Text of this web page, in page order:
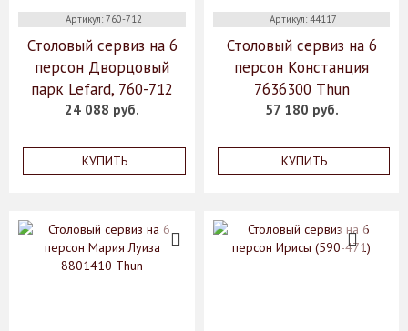
Артикул: 760-712
Столовый сервиз на 6
персон Дворцовый
парк Lefard, 760-712
24 088 руб.
КУПИТЬ
Артикул: 44117
Столовый сервиз на 6
персон Констанция
7636300 Thun
57 180 руб.
КУПИТЬ